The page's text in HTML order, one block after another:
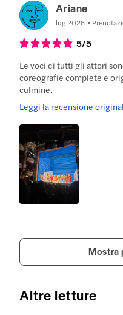
Ariane
lug 2026
5/5
Le voci di tutti gli attori
coreografie complete e
culmine.
Leggi la recensione
Mostra
Altre letture